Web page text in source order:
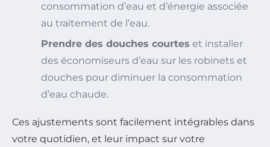
consommation d’eau et d’énergie associée
au traitement de l’eau.
Prendre des douches courtes et installer
des économiseurs d’eau sur les robinets et
douches pour diminuer la consommation
d’eau chaude.
Ces ajustements sont facilement intégrables dans
votre quotidien, et leur impact sur votre